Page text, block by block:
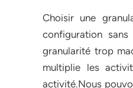
Choisir une
configuration
granularité trop
multiplie les
activité.Nous